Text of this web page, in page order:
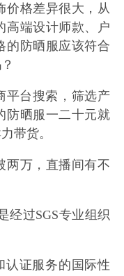
价格差异很大，从
高端设计师款、户
的防晒服应该符合
平台搜索，筛选产
防晒服一二十元就
带货。
两万，直播间有不
经过SGS专业组织
认证服务的国际性